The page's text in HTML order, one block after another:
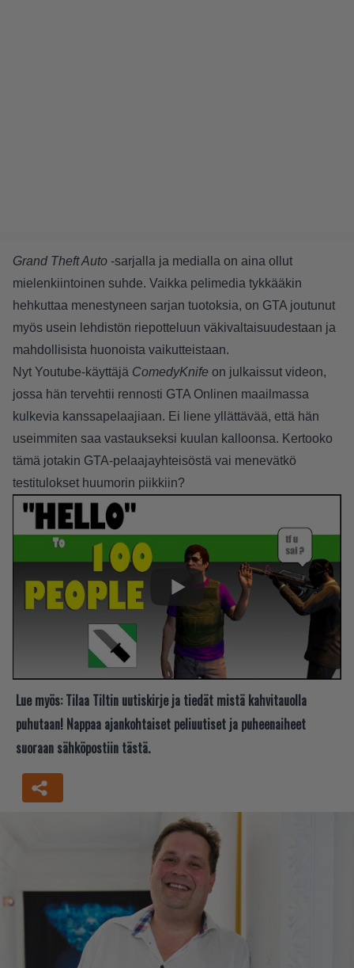
Grand Theft Auto -sarjalla ja medialla on aina ollut
mielenkiintoinen suhde. Vaikka pelimedia tykkääkin
hehkuttaa menestyneen sarjan tuotoksia, on GTA joutunut
myös usein lehdistön riepotteluun väkivaltaisuudestaan ja
mahdollisista huonoista vaikutteistaan.
Nyt Youtube-käyttäjä ComedyKnife on julkaissut videon,
jossa hän tervehtii rennosti GTA Onlinen maailmassa
kulkevia kanssapelaajiaan. Ei liene yllättävää, että hän
useimmiten saa vastaukseksi kuulan kalloonsa. Kertooko
tämä jotakin GTA-pelaajayhteisöstä vai menevätkö
testitulokset huumorin piikkiin?
Lue myös: Tilaa Tiltin uutiskirje ja tiedät mistä kahvitauolla
puhutaan! Nappaa ajankohtaiset peliuutiset ja puheenaiheet
suoraan sähköpostiin tästä.